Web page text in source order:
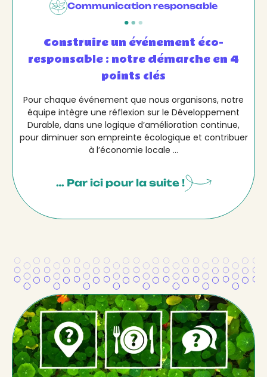
Communication responsable
Construire un événement éco-
responsable : notre démarche en 4
points clés
Pour chaque événement que nous organisons, notre
équipe intègre une réflexion sur le Développement
Durable, dans une logique d’amélioration continue,
pour diminuer son empreinte écologique et contribuer
à l’économie locale ...
… Par ici pour la suite !